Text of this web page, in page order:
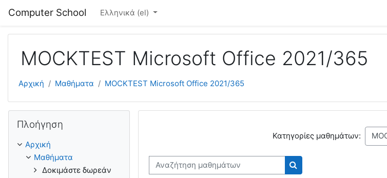
Computer School Ελληνικά ‎(el)‎
MOCKTEST Microsoft Office 2021/365
Αρχική Μαθήματα MOCKTEST Microsoft Office 2021/365
Κατηγορίες μαθημάτων:
Αναζήτηση μαθημάτων
Αναζήτηση μαθημάτων
Πλοήγηση
Αρχική
Μαθήματα
Δοκιμάστε δωρεάν